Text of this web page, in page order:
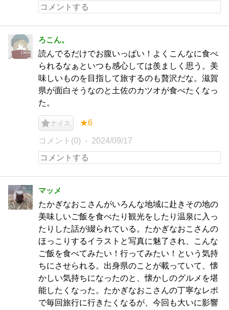
ろこん。
読んでるだけでお腹いっぱい！よくこんなに食べ
られるなぁといつも感心しては羨ましく思う。美
味しいものを目指して旅するのも贅沢だな。滋賀
県が面白そうなのと土佐のカツオが食べたくなっ
た。
ナイス ★6
コメント(0) 2024/09/17
マッメ
たかぎなおこさんがいろんな地域に赴きその地の
美味しいご飯を食べたり観光をしたり温泉に入っ
たりした話が綴られている。たかぎなおこさんの
ほっこりするイラストと写真に魅了され、こんな
ご飯を食べてみたい！行ってみたい！という気持
ちにさせられる。出身県のことが載っていて、懐
かしい気持ちになったのと、懐かしのグルメを堪
能したくなった。たかぎなおこさんの丁寧なレポ
で毎回旅行に行きたくなるが、今回も大いに影響